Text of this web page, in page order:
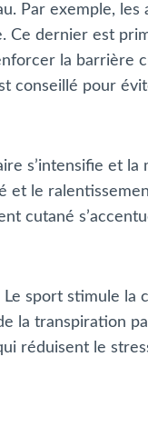
Par exemple, les
Ce dernier est
la barrière
conseillé pour
s’intensifie et
le
cutané
sport stimule la
la transpiration
réduisent le